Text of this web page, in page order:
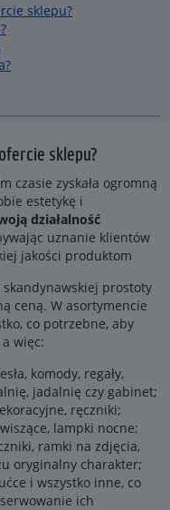
sklepu?
sklepu?
czasie zyskała ogromną
estetykę i
działalność
uznanie klientów
jakości produktom
prostoty
ceną. W asortymencie
co potrzebne, aby
więc:
komody, regały,
jadalnię czy gabinet;
ręczniki;
lampki nocne;
ramki na zdjęcia,
oryginalny charakter;
i wszystko inne, co
ich